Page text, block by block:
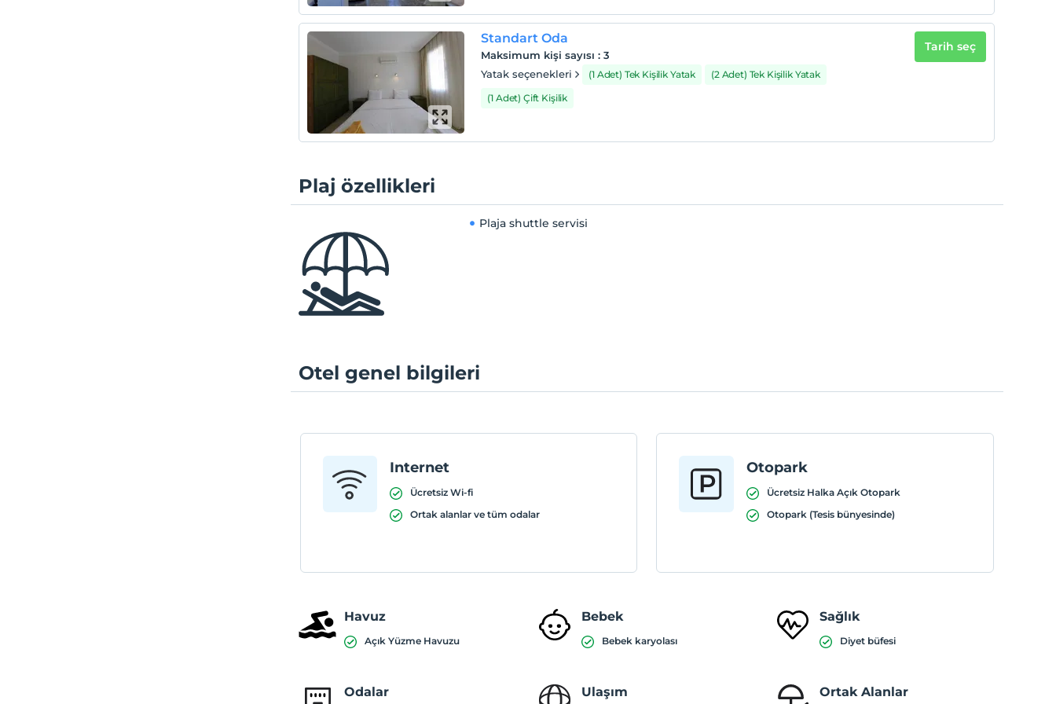
Standart Oda
Maksimum kişi sayısı :3
Yatak seçenekleri
(1 Adet) Tek Kişilik Yatak
(2 Adet) Tek Kişilik Yatak
(1 Adet) Çift Kişilik
Tarih seç
Plaj özellikleri
Plaja shuttle servisi
Otel genel bilgileri
Internet
Ücretsiz Wi-fi
Ortak alanlar ve tüm odalar
Otopark
Ücretsiz Halka Açık Otopark
Otopark (Tesis bünyesinde)
Havuz
Açık Yüzme Havuzu
Bebek
Bebek karyolası
Sağlık
Diyet büfesi
Odalar Ulaşım Ortak Alanlar